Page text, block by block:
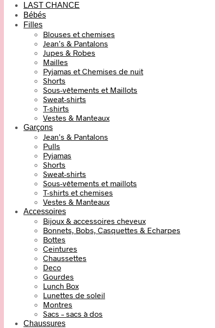
LAST CHANCE
Bébés
Filles
Blouses et chemises
Jean’s & Pantalons
Jupes & Robes
Mailles
Pyjamas et Chemises de nuit
Shorts
Sous-vêtements et Maillots
Sweat-shirts
T-shirts
Vestes & Manteaux
Garçons
Jean’s & Pantalons
Pulls
Pyjamas
Shorts
Sweat-shirts
Sous-vêtements et maillots
T-shirts et chemises
Vestes & Manteaux
Accessoires
Bijoux & accessoires cheveux
Bonnets, Bobs, Casquettes & Echarpes
Bottes
Ceintures
Chaussettes
Deco
Gourdes
Lunch Box
Lunettes de soleil
Montres
Sacs – sacs à dos
Chaussures